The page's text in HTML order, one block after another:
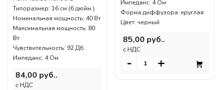
Типоразмер: 16 см (6 дюйм.)
Номинальная мощность: 40 Вт
Максимальная мощность: 80
Вт
Чувствительность: 92 Дб
Импеданс: 4 Ом
84,00 руб..
c НДС
Импеданс: 4 Ом
Форма диффузора: круглая
Цвет: черный
85,00 руб..
c НДС
- +